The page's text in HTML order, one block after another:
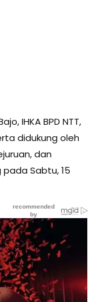
IHKA BPD NTT,
didukung oleh
dan
Sabtu, 15